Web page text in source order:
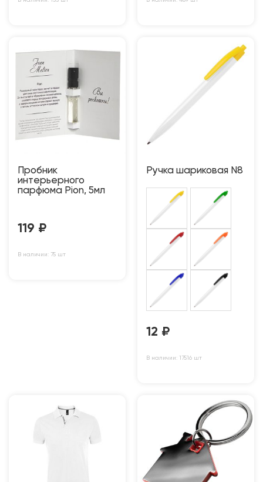
Пробник
интерьерного
парфюма Pion, 5мл
119 ₽
В наличии: 75 шт
Ручка шариковая N8
12 ₽
В наличии: 17516 шт